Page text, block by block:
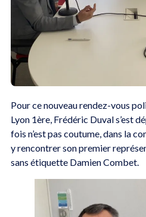
Pour ce nouveau rendez-vous
Lyon 1ère, Frédéric Duval s’est
fois n’est pas coutume, dans la
y rencontrer son premier
sans étiquette Damien Combet.